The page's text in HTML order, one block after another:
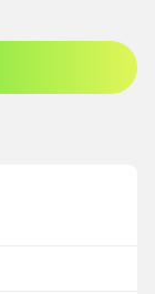
a tagként való